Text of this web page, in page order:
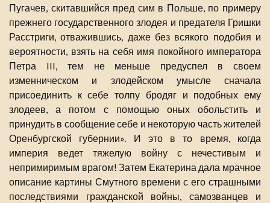
Пугачев, скитавшийся пред сим в Польше, по примеру
прежнего государственного злодея и предателя Гришки
Расстриги, отважившись, даже без всякого подобия и
вероятности, взять на себя имя покойного императора
Петра III, тем не меньше предуспел в своем
изменническом и злодейском умысле сначала
присоединить к себе толпу бродяг и подобных ему
злодеев, а потом с помощью оных обольстить и
принудить в сообщение себе и некоторую часть жителей
Оренбургской губернии». И это в то время, когда
империя ведет тяжелую войну с нечестивым и
непримиримым врагом! Затем Екатерина дала мрачное
описание картины Смутного времени с его страшными
последствиями гражданской войны, самозванцев и